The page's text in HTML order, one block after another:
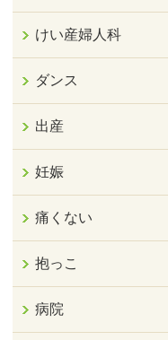
けい産婦人科
ダンス
出産
妊娠
痛くない
抱っこ
病院